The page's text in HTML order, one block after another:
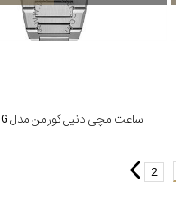
ساعت مچی دنیل گورمن مدل DG0916.SG
2